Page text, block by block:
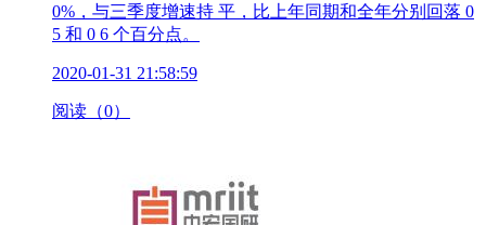
0%，与三季度增速持 平，比上年同期和全年分别回落 0
5 和 0 6 个百分点。
2020-01-31 21:58:59
阅读（0）